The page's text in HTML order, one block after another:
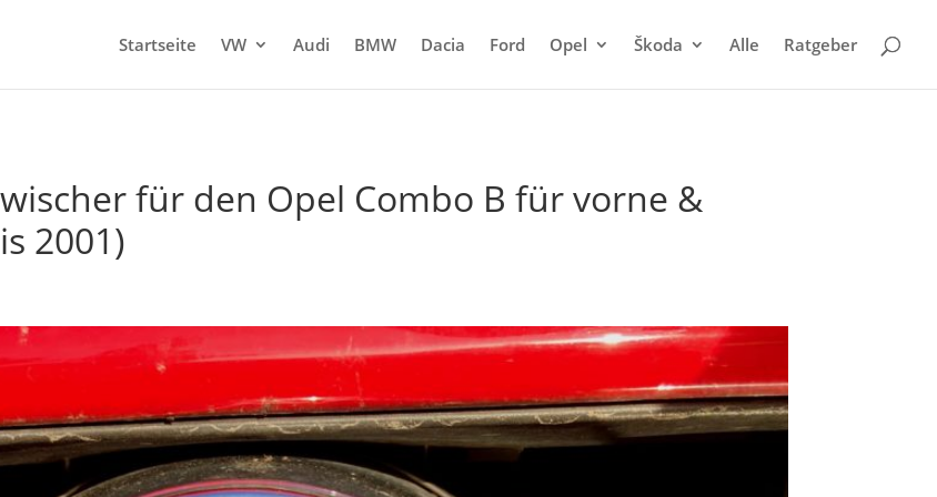
Startseite VW Audi BMW Dacia Ford Opel Škoda Alle Ratgeber
für den Opel Combo B für vorne &
2001)